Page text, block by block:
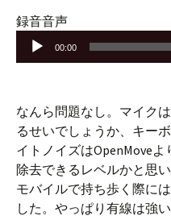
録音音声音
プ
ヤ
ー
00:00
なんら問題なし。マイク
るせいでしょうか、キー
イトノイズはOpenMove
除去できるレベルかと思い
モバイルで持ち歩く際に
した。やっぱり有線は強い